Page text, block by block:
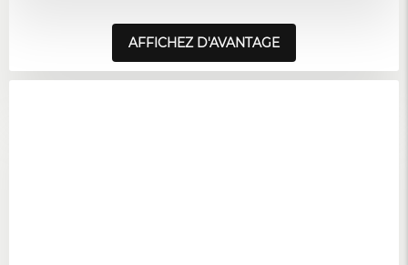
AFFICHEZ D'AVANTAGE